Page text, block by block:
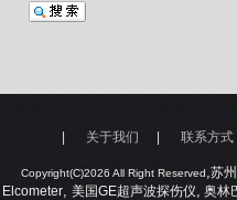
Copyright(C)2026 All Right Reserved,苏
Elcometer,美国GE超声波探伤仪, 奥林
关于我们 联系方式